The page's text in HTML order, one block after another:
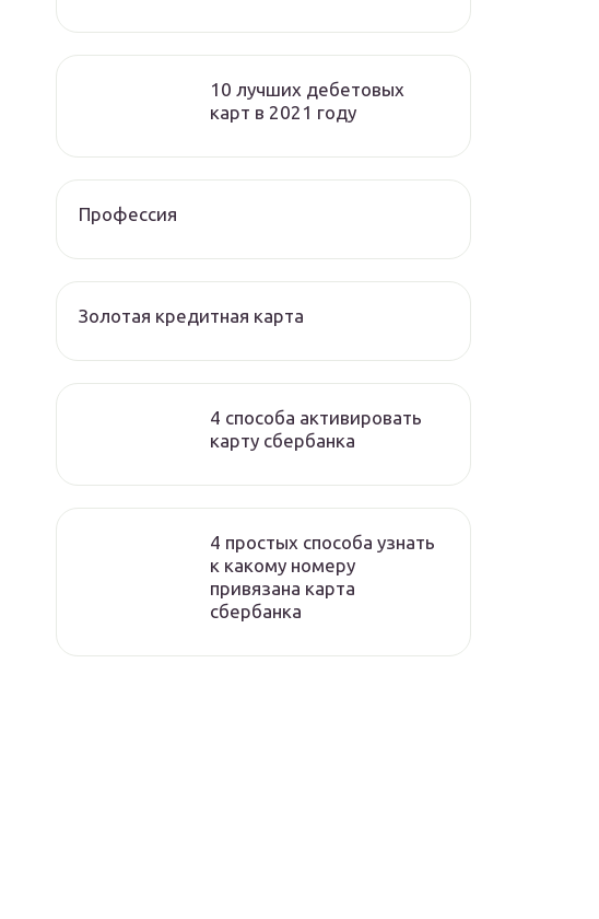
10 лучших дебетовых
карт в 2021 году
Профессия
Золотая кредитная карта
4 способа активировать
карту сбербанка
4 простых способа узнать
к какому номеру
привязана карта
сбербанка